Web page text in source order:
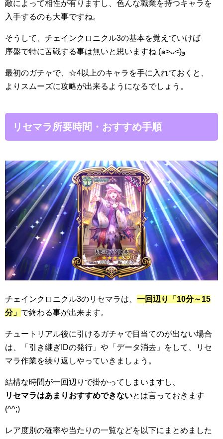
敵によって相性が有りますし、色んな職業を持つキャラを
入手するのも大事ですね。
そうして、チェインクロニクル3の基本を覚えていけば
序盤で特に苦戦する事は無いと思いますね (๑˃̵ᴗ˂̵)و
最初のガチャで、☆4以上のキャラを手に入れておくと、
よりスムーズに攻略が出来るようになるでしょう。
リセマラ所要時間・おすすめ手順
チェインクロニクル3のリセマラは、 一回辺り「10分～15
分」 で終わる事が出来ます。
チュートリアル後に引けるガチャで目当てのが出ない場合
は、「引き継ぎIDの発行」や「データ消去」をして、リセ
マラ作業を繰り返しやっていきましょう。
結構な時間が一回辺りで掛かってしまいますし、
リセマラはあまりおすすめできないとは言っておきます
(^^;)
レア度別の確率や当たりの一覧などを以下にまとめました